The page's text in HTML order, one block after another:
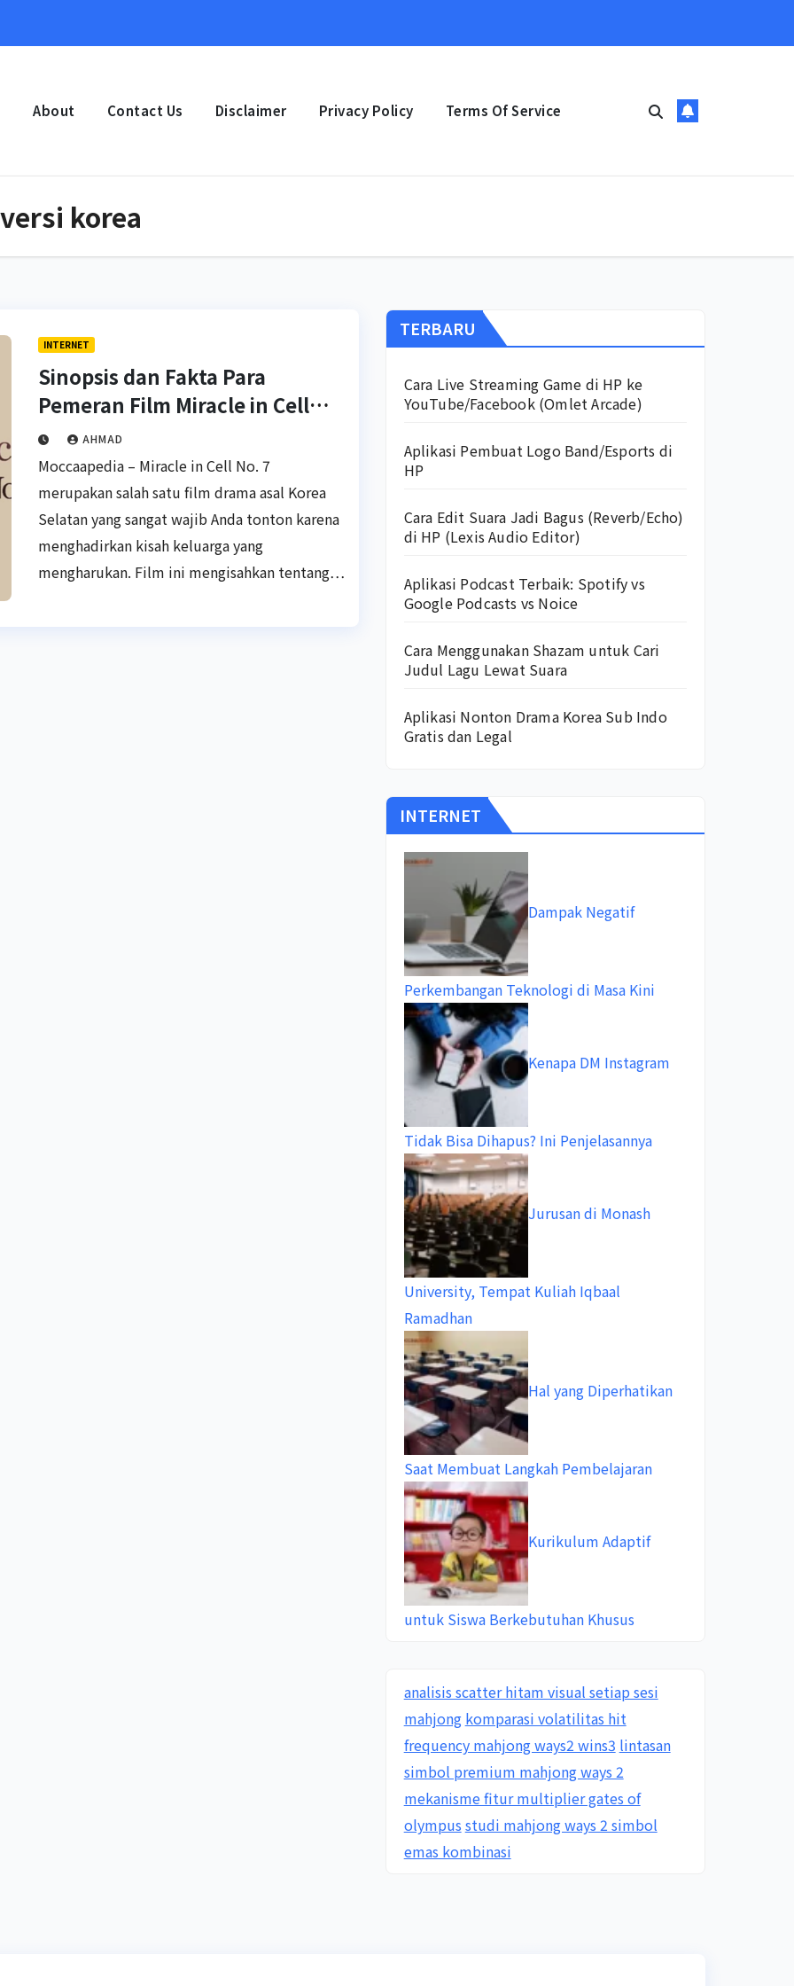
About Contact Us Disclaimer Privacy Policy Terms Of Service
korea
INTERNET
Sinopsis dan Fakta Para
Pemeran Film Miracle in Cell
No. 7AHMAD
Moccaapedia – Miracle in Cell No. 7
merupakan salah satu film drama asal Korea
Selatan yang sangat wajib Anda tonton karena
menghadirkan kisah keluarga yang
mengharukan. Film ini mengisahkan tentang…
TERBARU
Cara Live Streaming Game di HP ke
YouTube/Facebook (Omlet Arcade)
Aplikasi Pembuat Logo Band/Esports di
HP
Cara Edit Suara Jadi Bagus (Reverb/Echo)
di HP (Lexis Audio Editor)
Aplikasi Podcast Terbaik: Spotify vs
Google Podcasts vs Noice
Cara Menggunakan Shazam untuk Cari
Judul Lagu Lewat Suara
Aplikasi Nonton Drama Korea Sub Indo
Gratis dan Legal
INTERNET
Dampak Negatif
Perkembangan Teknologi di Masa Kini
Kenapa DM Instagram
Tidak Bisa Dihapus? Ini Penjelasannya
Jurusan di Monash
University, Tempat Kuliah Iqbaal
Ramadhan
Hal yang Diperhatikan
Saat Membuat Langkah Pembelajaran
Kurikulum Adaptif
untuk Siswa Berkebutuhan Khusus
analisis scatter hitam visual setiap sesi
mahjong komparasi volatilitas hit
frequency mahjong ways2 wins3 lintasan
simbol premium mahjong ways 2
mekanisme fitur multiplier gates of
olympus studi mahjong ways 2 simbol
emas kombinasi